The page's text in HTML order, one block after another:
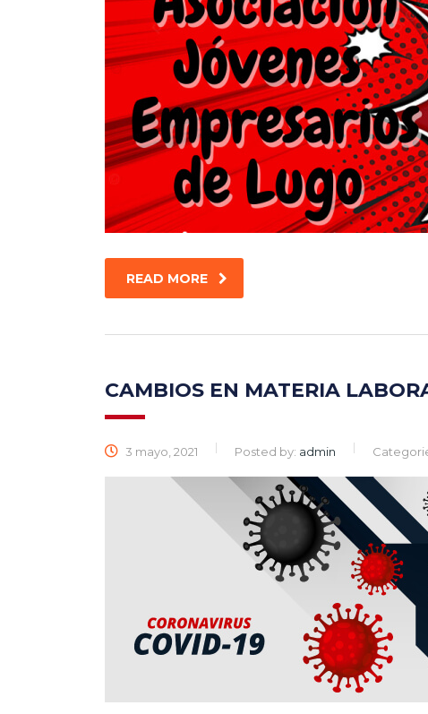
READ MORE
CAMBIOS EN MATERIA
3 mayo, 2021 Posted by: admin